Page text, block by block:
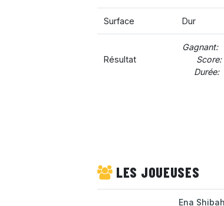
Surface Dur
Résultat
Gagnant:
Score:
Durée:
LES JOUEUSES
Ena